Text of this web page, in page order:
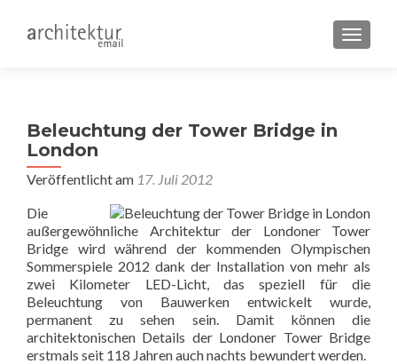
Beleuchtung der Tower Bridge in
London
Veröffentlicht am 17. Juli 2012
Die
außergewöhnliche Architektur der Londoner Tower
Bridge wird während der kommenden Olympischen
Sommerspiele 2012 dank der Installation von mehr als
zwei Kilometer LED-Licht, das speziell für die
Beleuchtung von Bauwerken entwickelt wurde,
permanent zu sehen sein. Damit können die
architektonischen Details der Londoner Tower Bridge
erstmals seit 118 Jahren auch nachts bewundert werden.